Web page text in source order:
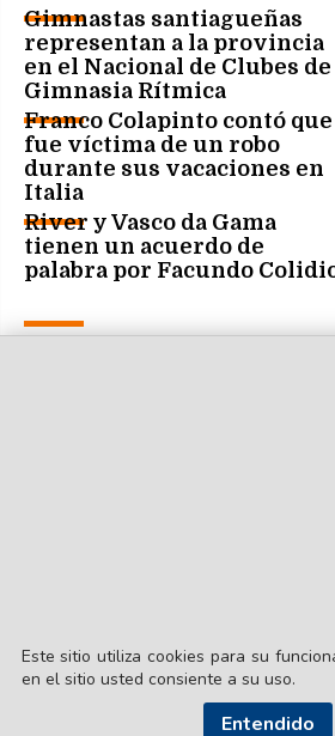
Gimnastas santiagueñas
representan a la provincia
en el Nacional de Clubes de
Gimnasia Rítmica
Franco Colapinto contó que
fue víctima de un robo
durante sus vacaciones en
Italia
River y Vasco da Gama
tienen un acuerdo de
palabra por Facundo
Este sitio utiliza cookies para su
en el sitio usted consiente a su uso.
Entendido